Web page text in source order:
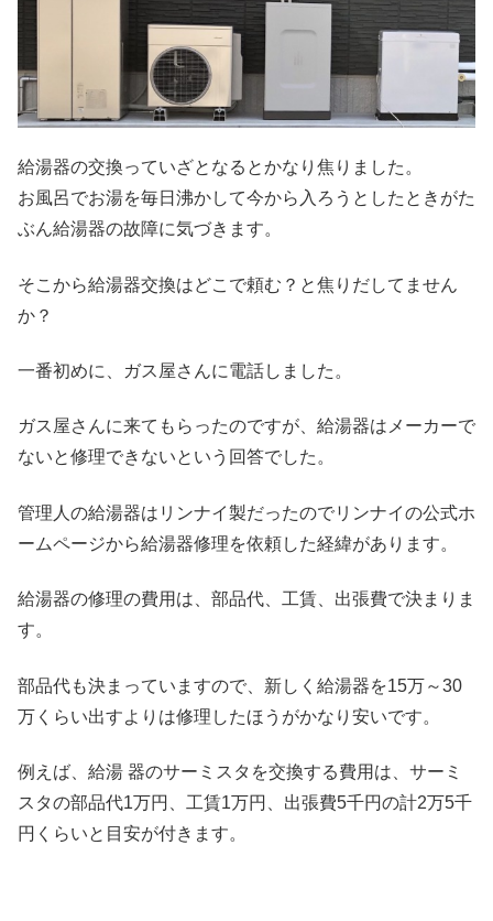
給湯器の交換っていざとなるとかなり焦りました。
お風呂でお湯を毎日沸かして今から入ろうとしたときがた
ぶん給湯器の故障に気づきます。
そこから給湯器交換はどこで頼む？と焦りだしてません
か？
一番初めに、ガス屋さんに電話しました。
ガス屋さんに来てもらったのですが、給湯器はメーカーで
ないと修理できないという回答でした。
管理人の給湯器はリンナイ製だったのでリンナイの公式ホ
ームページから給湯器修理を依頼した経緯があります。
給湯器の修理の費用は、部品代、工賃、出張費で決まりま
す。
部品代も決まっていますので、新しく給湯器を15万～30
万くらい出すよりは修理したほうがかなり安いです。
例えば、給湯 器のサーミスタを交換する費用は、サーミ
スタの部品代1万円、工賃1万円、出張費5千円の計2万5千
円くらいと目安が付きます。